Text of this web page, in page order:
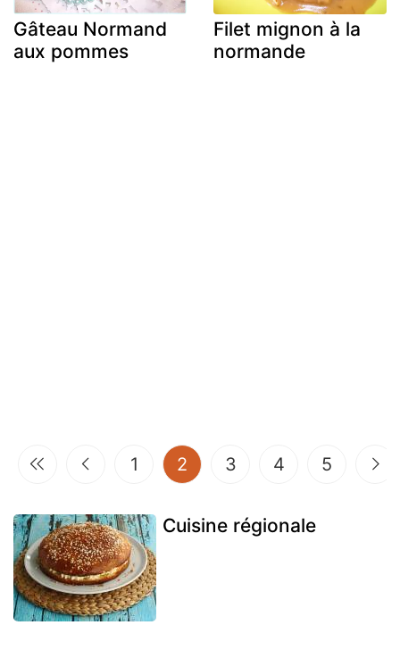
Gâteau Normand
aux pommes
Filet mignon à la
normande
1 2 (current)
3 4 5
Cuisine régionale